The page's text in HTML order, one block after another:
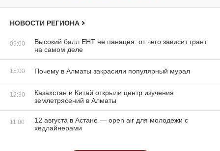
НОВОСТИ РЕГИОНА
09:00
Высокий балл ЕНТ не панацея: от чего зависит грант
на самом деле
15:00 Почему в Алматы закрасили популярный мурал
12:30
Казахстан и Китай открыли центр изучения
землетрясений в Алматы
11:00
12 августа в Астане — open air для молодежи с
хедлайнерами